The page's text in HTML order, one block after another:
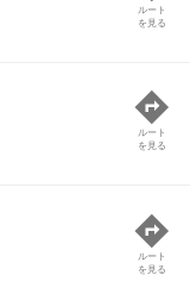
ルート
を見る
ルート
を見る
ルート
を見る